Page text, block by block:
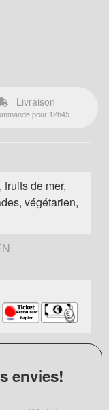
Livraison
pour 12h45
de mer,
végétarien,
envies!